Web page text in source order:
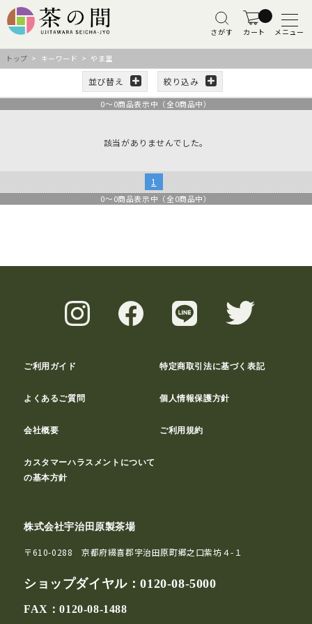
さがす カート メニュー
トップ > キーワード > やま里
並び替え 絞り込み
0～0商品表示中（全0商品中）
該当がありませんでした。
1
0～0商品表示中（全0商品中）
ご利用ガイド 特定商取引法に基づく表記
よくあるご質問 個人情報保護方針
会社概要 ご利用規約
カスタマーハラスメントについて
の基本方針
株式会社宇治田原製茶場
〒610-0288 京都府綴喜郡宇治田原町郷之口紫坊４-１
ショップダイヤル：0120-08-5000
FAX：0120-08-1488